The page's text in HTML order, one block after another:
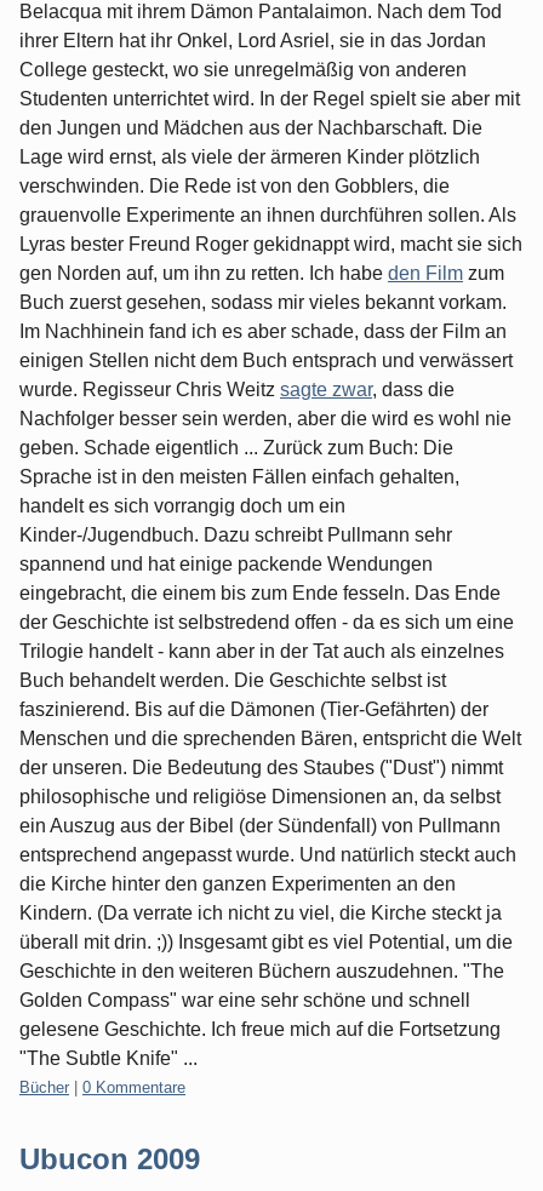
Belacqua mit ihrem Dämon Pantalaimon. Nach dem Tod
ihrer Eltern hat ihr Onkel, Lord Asriel, sie in das Jordan
College gesteckt, wo sie unregelmäßig von anderen
Studenten unterrichtet wird. In der Regel spielt sie aber mit
den Jungen und Mädchen aus der Nachbarschaft. Die
Lage wird ernst, als viele der ärmeren Kinder plötzlich
verschwinden. Die Rede ist von den Gobblers, die
grauenvolle Experimente an ihnen durchführen sollen. Als
Lyras bester Freund Roger gekidnappt wird, macht sie sich
gen Norden auf, um ihn zu retten. Ich habe den Film zum
Buch zuerst gesehen, sodass mir vieles bekannt vorkam.
Im Nachhinein fand ich es aber schade, dass der Film an
einigen Stellen nicht dem Buch entsprach und verwässert
wurde. Regisseur Chris Weitz sagte zwar, dass die
Nachfolger besser sein werden, aber die wird es wohl nie
geben. Schade eigentlich ... Zurück zum Buch: Die
Sprache ist in den meisten Fällen einfach gehalten,
handelt es sich vorrangig doch um ein
Kinder-/Jugendbuch. Dazu schreibt Pullmann sehr
spannend und hat einige packende Wendungen
eingebracht, die einem bis zum Ende fesseln. Das Ende
der Geschichte ist selbstredend offen - da es sich um eine
Trilogie handelt - kann aber in der Tat auch als einzelnes
Buch behandelt werden. Die Geschichte selbst ist
faszinierend. Bis auf die Dämonen (Tier-Gefährten) der
Menschen und die sprechenden Bären, entspricht die Welt
der unseren. Die Bedeutung des Staubes ("Dust") nimmt
philosophische und religiöse Dimensionen an, da selbst
ein Auszug aus der Bibel (der Sündenfall) von Pullmann
entsprechend angepasst wurde. Und natürlich steckt auch
die Kirche hinter den ganzen Experimenten an den
Kindern. (Da verrate ich nicht zu viel, die Kirche steckt ja
überall mit drin. ;)) Insgesamt gibt es viel Potential, um die
Geschichte in den weiteren Büchern auszudehnen. "The
Golden Compass" war eine sehr schöne und schnell
gelesene Geschichte. Ich freue mich auf die Fortsetzung
"The Subtle Knife" ...
Kategorien:
Bücher 0 Kommentare
Ubucon 2009